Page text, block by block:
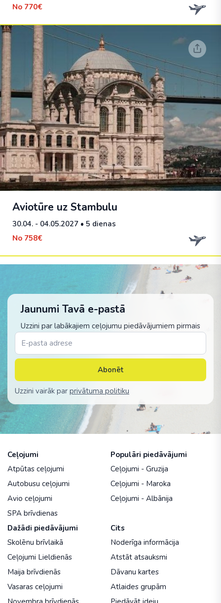
No 770€
Aviotūre uz Stambulu
30.04. - 04.05.2027 • 5 dienas
No 758€
Jaunumi Tavā e-pastā
Uzzini par labākajiem ceļojumu piedāvājumiem pirmais
Abonēt
Uzzini vairāk par privātuma politiku
Ceļojumi
Atpūtas ceļojumi
Autobusu ceļojumi
Avio ceļojumi
SPA brīvdienas
Populāri piedāvājumi
Ceļojumi - Gruzija
Ceļojumi - Maroka
Ceļojumi - Albānija
Dažādi piedāvājumi
Skolēnu brīvlaikā
Ceļojumi Lieldienās
Maija brīvdienās
Vasaras ceļojumi
Cits
Noderīga informācija
Atstāt atsauksmi
Dāvanu kartes
Atlaides grupām